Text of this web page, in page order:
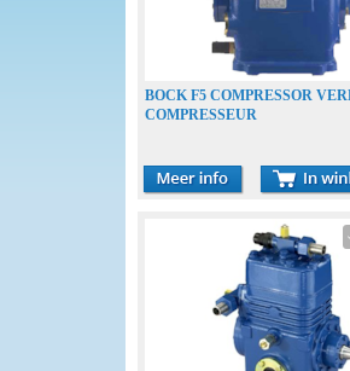
BOCK F5 COMPRESSOR
COMPRESSEUR